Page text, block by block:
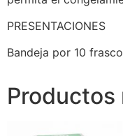
PRESENTACIONES
Bandeja por 10
Productos